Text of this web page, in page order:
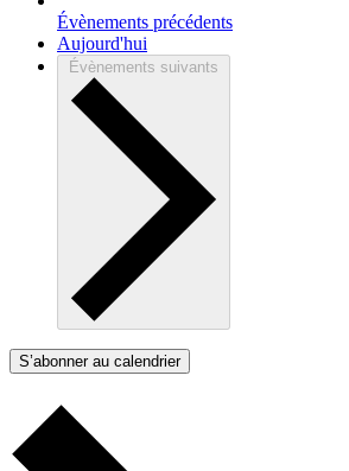
Évènements précédents
Aujourd'hui
Évènements suivants
S’abonner au calendrier